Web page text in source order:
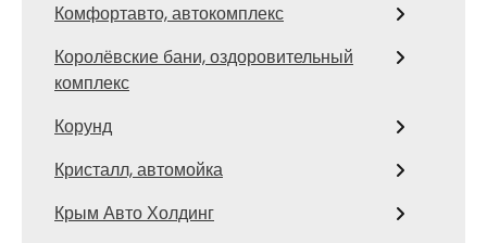
Комфортавто, автокомплекс
Королёвские бани, оздоровительный
комплекс
Корунд
Кристалл, автомойка
Крым Авто Холдинг